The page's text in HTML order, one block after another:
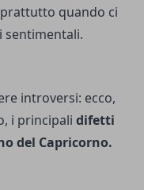
quando ci
sentimentali.
introversi: ecco,
i principali difetti
del Capricorno.